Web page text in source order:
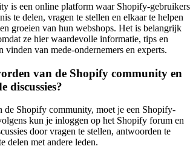
is een online platform waar Shopify-gebruikers
te delen, vragen te stellen en elkaar te helpen
groeien van hun webshops. Het is belangrijk
ze hier waardevolle informatie, tips en
vinden van mede-ondernemers en experts.
van de Shopify community en
discussies?
de Shopify community, moet je een Shopify-
kun je inloggen op het Shopify forum en
door vragen te stellen, antwoorden te
delen met andere leden.